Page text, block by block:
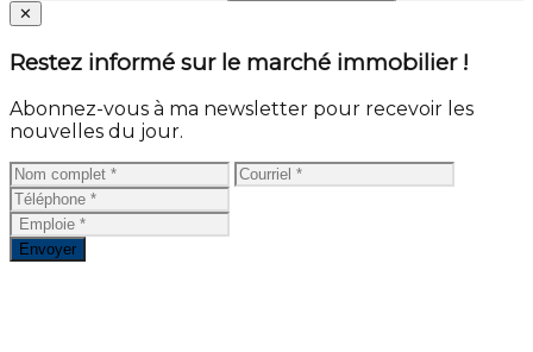
Close
✕
Restez informé sur le marché immobilier !
Abonnez-vous à ma newsletter pour recevoir les
nouvelles du jour.
Envoyer